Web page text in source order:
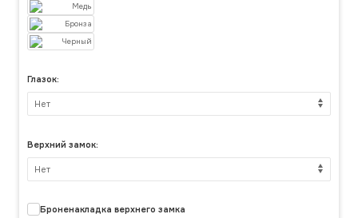
Медь
Бронза
Черный
Глазок:
Верхний замок:
Броненакладка верхнего замка